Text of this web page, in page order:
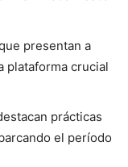
presentan a
plataforma crucial
prácticas
el período